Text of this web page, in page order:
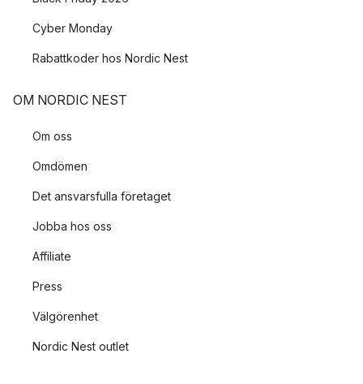
Andra varumärken som är med i Fiskars Group är
CopenhagenochRörstrand
Visste du att?
Arabia var en av huvudparterna i Cancerfondens Rosa Bandet
gick till att stödja cancerforskningen och bekämpningen av
bröstcancer.
Cyber Monday
Rabattkoder hos Nordic Nest
OM NORDIC NEST
Om oss
Omdömen
Det ansvarsfulla företaget
Jobba hos oss
Affiliate
Press
Välgörenhet
Nordic Nest outlet